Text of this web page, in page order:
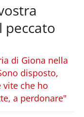
peccato
di Giona nella
disposto,
vite che ho
a perdonare"